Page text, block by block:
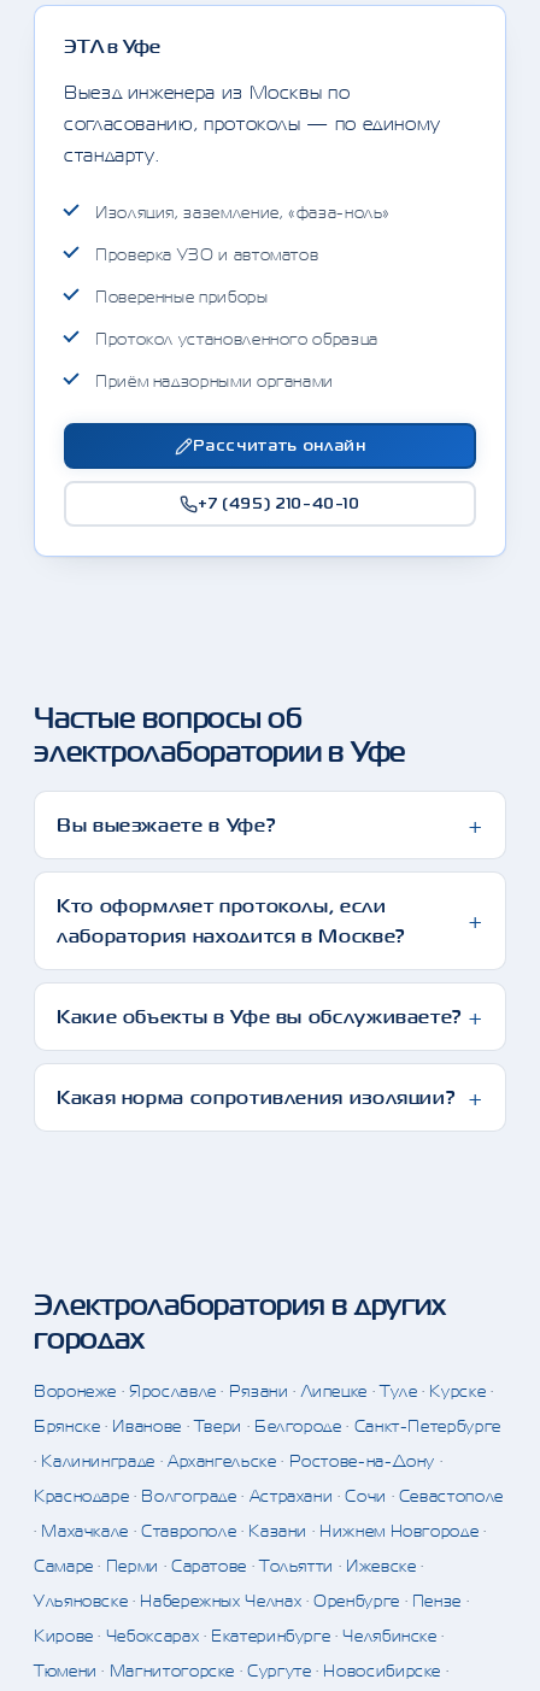
ЭТЛ в Уфе
Выезд инженера из Москвы по
согласованию, протоколы — по единому
стандарту.
Изоляция, заземление, «фаза-ноль»
Проверка УЗО и автоматов
Поверенные приборы
Протокол установленного образца
Приём надзорными органами
Рассчитать онлайн
+7 (495) 210-40-10
Частые вопросы об
электролаборатории в Уфе
Вы выезжаете в Уфе?
Кто оформляет протоколы, если
лаборатория находится в Москве?
Какие объекты в Уфе вы обслуживаете?
Какая норма сопротивления изоляции?
Электролаборатория в других
городах
Воронеже ·Ярославле· Рязани ·Липецке ·Туле· Курске·
Брянске· Иванове ·Твери · Белгороде· Санкт-Петербурге
· Калининграде ·Архангельске· Ростове-на-Дону ·
Краснодаре· Волгограде· Астрахани ·Сочи ·Севастополе
· Махачкале ·Ставрополе· Казани · Нижнем Новгороде·
Самаре· Перми ·Саратове ·Тольятти · Ижевске·
Ульяновске· Набережных Челнах·Оренбурге · Пензе ·
Кирове· Чебоксарах· Екатеринбурге·Челябинске·
Тюмени · Магнитогорске ·Сургуте· Новосибирске ·